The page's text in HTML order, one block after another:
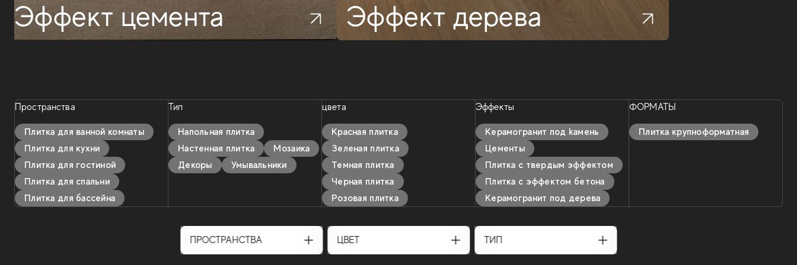
Эффект цемента Эффект дерева
Пространства
Плитка для ванной комнаты
Плитка для кухни
Плитка для гостиной
Плитка для спальни
Плитка для бассейна
Тип
Напольная плитка
Настенная плитка
Мозаика
Декоры
Умывальники
цвета
Красная плитка
Зеленая плитка
Темная плитка
Черная плитка
Розовая плитка
Эффекты
Kерамогранит под kамень
Цементы
Плитка с твердым эффектом
Плитка с эффектом бетона
Kерамогранит под дерева
ФОРМАТЫ
Плитка крупноформатная
ПРОСТРАНСТВА ЦВЕТ ТИП